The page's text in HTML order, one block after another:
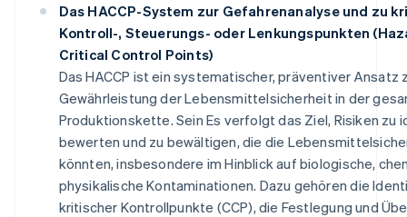
Das HACCP-System zur Gefahrenanalyse und zu
Kontroll-, Steuerungs- oder Lenkungspunkten
Critical Control Points)
Das HACCP ist ein systematischer, präventiver Ansatz
Gewährleistung der Lebensmittelsicherheit in der
Produktionskette. Sein Es verfolgt das Ziel, Risiken zu
bewerten und zu bewältigen, die die
könnten, insbesondere im Hinblick auf biologische,
physikalische Kontaminationen. Dazu gehören die
kritischer Kontrollpunkte (CCP), die Festlegung und